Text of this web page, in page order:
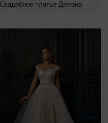
Свадебное платье Дежона